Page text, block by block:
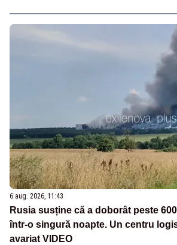
6 aug. 2026, 11:43
Rusia susține că a doborât peste
într-o singură noapte. Un centru
avariat VIDEO